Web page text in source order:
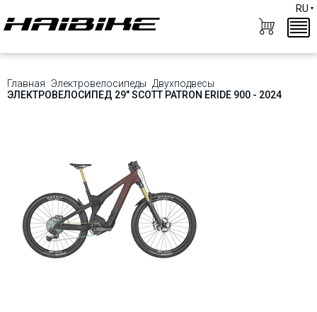
RU
Главная Электровелосипеды
Двухподвесы
ЭЛЕКТРОВЕЛОСИПЕД 29" SCOTT PATRON ERIDE 900 - 2024